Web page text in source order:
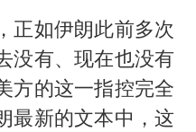
正如伊朗此前多次
没有、现在也没有
方的这一指控完全
最新的文本中，这